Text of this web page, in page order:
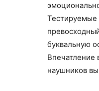
Тестируемые
буквальную
Впечатление
наушников